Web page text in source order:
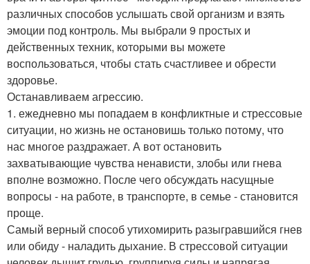
различных способов услышать свой организм и взять
эмоции под контроль. Мы выбрали 9 простых и
действенных техник, которыми вы можете
воспользоваться, чтобы стать счастливее и обрести
здоровье.
Останавливаем агрессию.
1. ежедневно мы попадаем в конфликтные и стрессовые
ситуации, но жизнь не остановишь только потому, что
нас многое раздражает. А вот остановить
захватывающие чувства ненависти, злобы или гнева
вполне возможно. После чего обсуждать насущные
вопросы - на работе, в транспорте, в семье - становится
проще.
Самый верный способ утихомирить разыгравшийся гнев
или обиду - наладить дыхание. В стрессовой ситуации